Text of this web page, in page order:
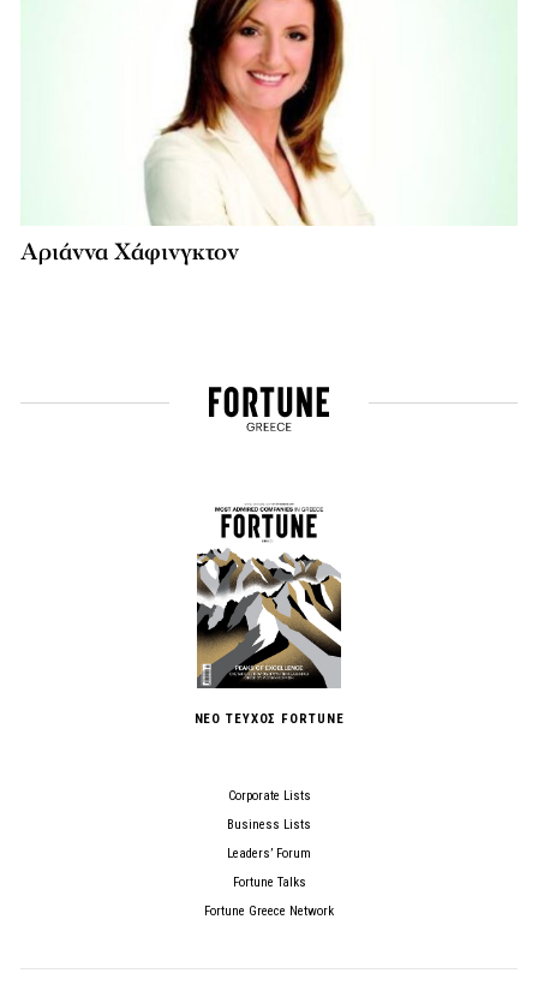
Aριάννα Χάφινγκτον
ΝΕΟ ΤΕΥΧΟΣ FORTUNE
Corporate Lists
Business Lists
Leaders’ Forum
Fortune Talks
Fortune Greece Network